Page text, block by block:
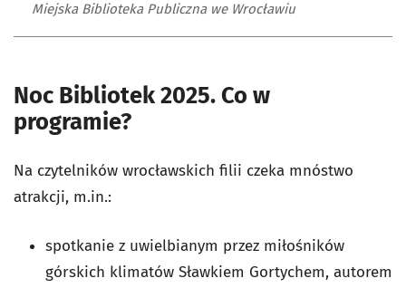
Miejska Biblioteka Publiczna we Wrocławiu
Noc Bibliotek 2025. Co w
programie?
Na czytelników wrocławskich filii czeka mnóstwo
atrakcji, m.in.:
spotkanie z uwielbianym przez miłośników
górskich klimatów Sławkiem Gortychem, autorem